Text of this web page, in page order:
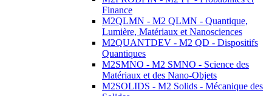
Finance
M2QLMN - M2 QLMN - Quantique,
Lumière, Matériaux et Nanosciences
M2QUANTDEV - M2 QD - Dispositifs
Quantiques
M2SMNO - M2 SMNO - Science des
Matériaux et des Nano-Objets
M2SOLIDS - M2 Solids - Mécanique des